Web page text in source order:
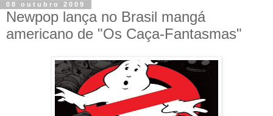
08 outubro 2009
Newpop lança no Brasil mangá
americano de "Os Caça-Fantasmas"